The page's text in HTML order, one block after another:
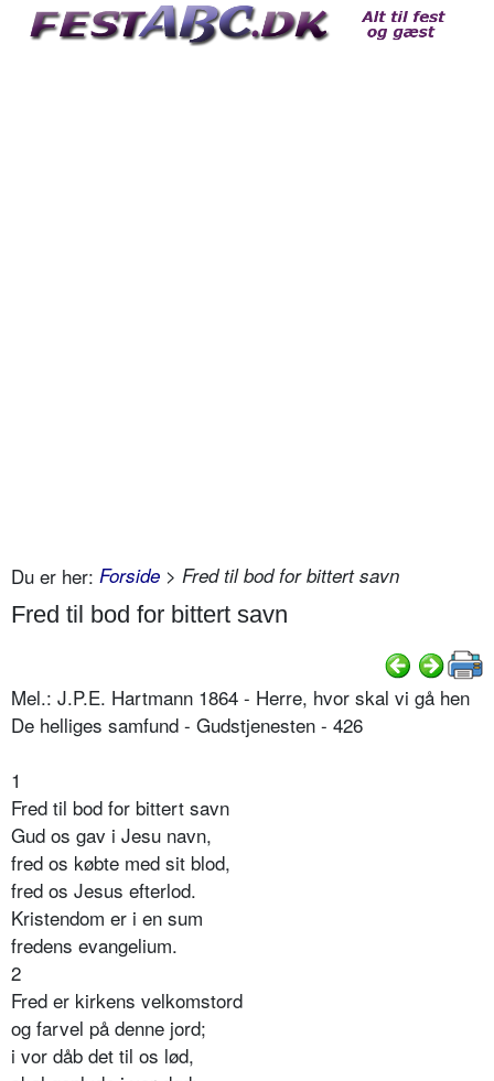
Du er her: Forside > Fred til bod for bittert savn
Fred til bod for bittert savn
Mel.: J.P.E. Hartmann 1864 - Herre, hvor skal vi gå hen
De helliges samfund - Gudstjenesten - 426
1
Fred til bod for bittert savn
Gud os gav i Jesu navn,
fred os købte med sit blod,
fred os Jesus efterlod.
Kristendom er i en sum
fredens evangelium.
2
Fred er kirkens velkomstord
og farvel på denne jord;
i vor dåb det til os lød,